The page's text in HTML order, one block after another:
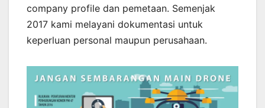
company profile dan pemetaan. Semenjak
2017 kami melayani dokumentasi untuk
keperluan personal maupun perusahaan.